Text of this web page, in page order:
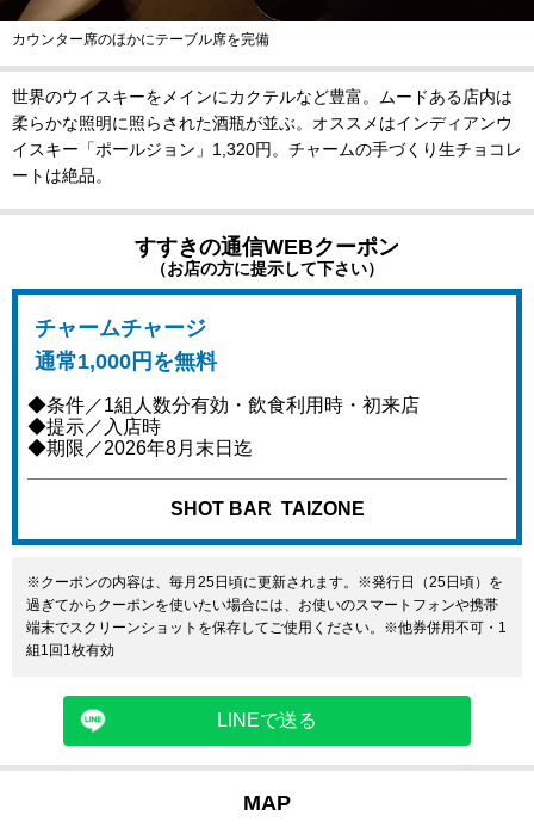
カウンター席のほかにテーブル席を完備
世界のウイスキーをメインにカクテルなど豊富。ムードある店内は
柔らかな照明に照らされた酒瓶が並ぶ。オススメはインディアンウ
イスキー「ポールジョン」1,320円。チャームの手づくり生チョコレ
ートは絶品。
すすきの通信WEBクーポン
（お店の方に提示して下さい）
チャームチャージ
通常1,000円を無料
◆条件／1組人数分有効・飲食利用時・初来店
◆提示／入店時
◆期限／2026年8月末日迄
SHOT BAR TAIZONE
※クーポンの内容は、毎月25日頃に更新されます。※発行日（25日頃）を
過ぎてからクーポンを使いたい場合には、お使いのスマートフォンや携帯
端末でスクリーンショットを保存してご使用ください。※他券併用不可・1
組1回1枚有効
LINEで送る
MAP